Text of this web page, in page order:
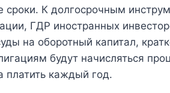
сроки. К долгосрочным
ГДР иностранных
на оборотный капитал,
будут начисляться
платить каждый год.